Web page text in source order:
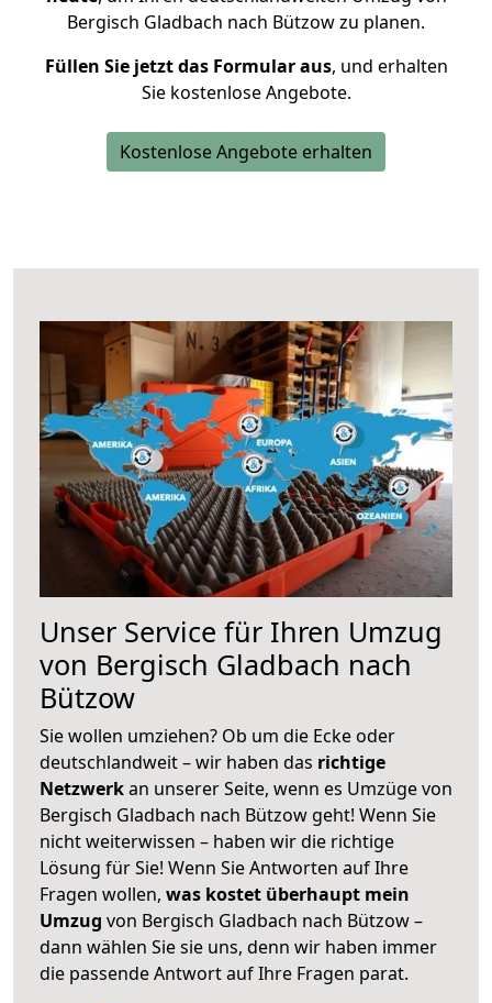
Bergisch Gladbach nach Bützow zu planen.
Füllen Sie jetzt das Formular aus, und erhalten
Sie kostenlose Angebote.
Kostenlose Angebote erhalten
Unser Service für Ihren Umzug
von Bergisch Gladbach nach
Bützow
Sie wollen umziehen? Ob um die Ecke oder
deutschlandweit – wir haben das richtige
Netzwerkan unserer Seite, wenn es Umzüge von
Bergisch Gladbach nach Bützow geht! Wenn Sie
nicht weiterwissen – haben wir die richtige
Lösung für Sie! Wenn Sie Antworten auf Ihre
Fragen wollen, was kostet überhaupt mein
Umzug von Bergisch Gladbach nach Bützow –
dann wählen Sie sie uns, denn wir haben immer
die passende Antwort auf Ihre Fragen parat.